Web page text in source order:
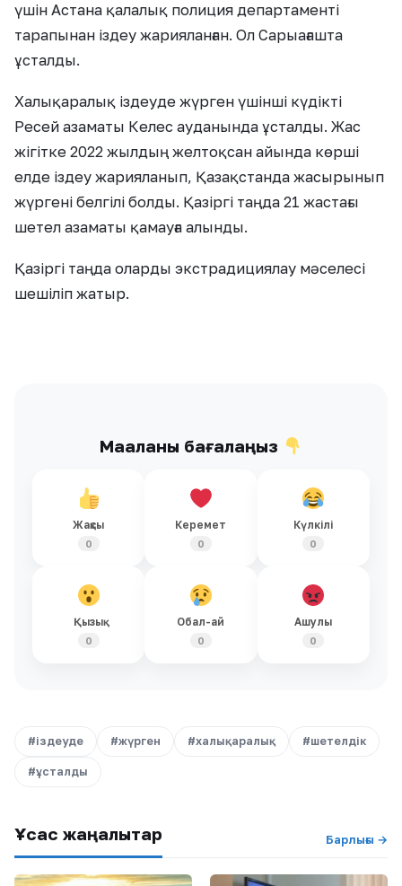
үшін Астана қалалық полиция департаменті
тарапынан іздеу жарияланған. Ол Сарыағашта
ұсталды.
Халықаралық іздеуде жүрген үшінші күдікті
Ресей азаматы Келес ауданында ұсталды. Жас
жігітке 2022 жылдың желтоқсан айында көрші
елде іздеу жарияланып, Қазақстанда жасырынып
жүргені белгілі болды. Қазіргі таңда 21 жастағы
шетел азаматы қамауға алынды.
Қазіргі таңда оларды экстрадициялау мәселесі
шешіліп жатыр.
Мақаланы бағалаңыз
Жақсы
0
Керемет
0
Күлкілі
0
Қызық
0
Обал-ай
0
Ашулы
0
#іздеуде #жүрген #халықаралық #шетелдік
#ұсталды
Ұқсас жаңалықтар Барлығы →